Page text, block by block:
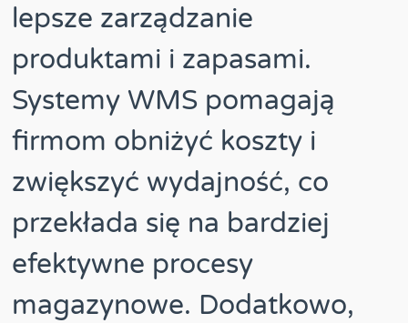
lepsze zarządzanie
produktami i zapasami.
Systemy WMS pomagają
firmom obniżyć koszty i
zwiększyć wydajność, co
przekłada się na bardziej
efektywne procesy
magazynowe. Dodatkowo,